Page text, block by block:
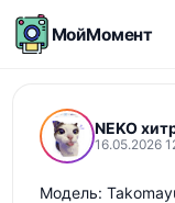
МойМомент
NEKO
16.05.2026
Модель: